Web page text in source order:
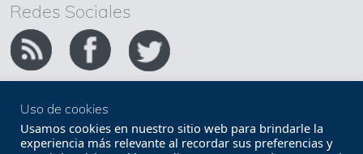
Redes Sociales
Copyright FEMP
Accesibilidad
Uso de cookies
Usamos cookies en nuestro sitio web para brindarle la
experiencia más relevante al recordar sus preferencias y